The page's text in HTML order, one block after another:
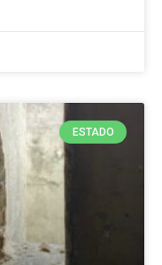
ESTADO